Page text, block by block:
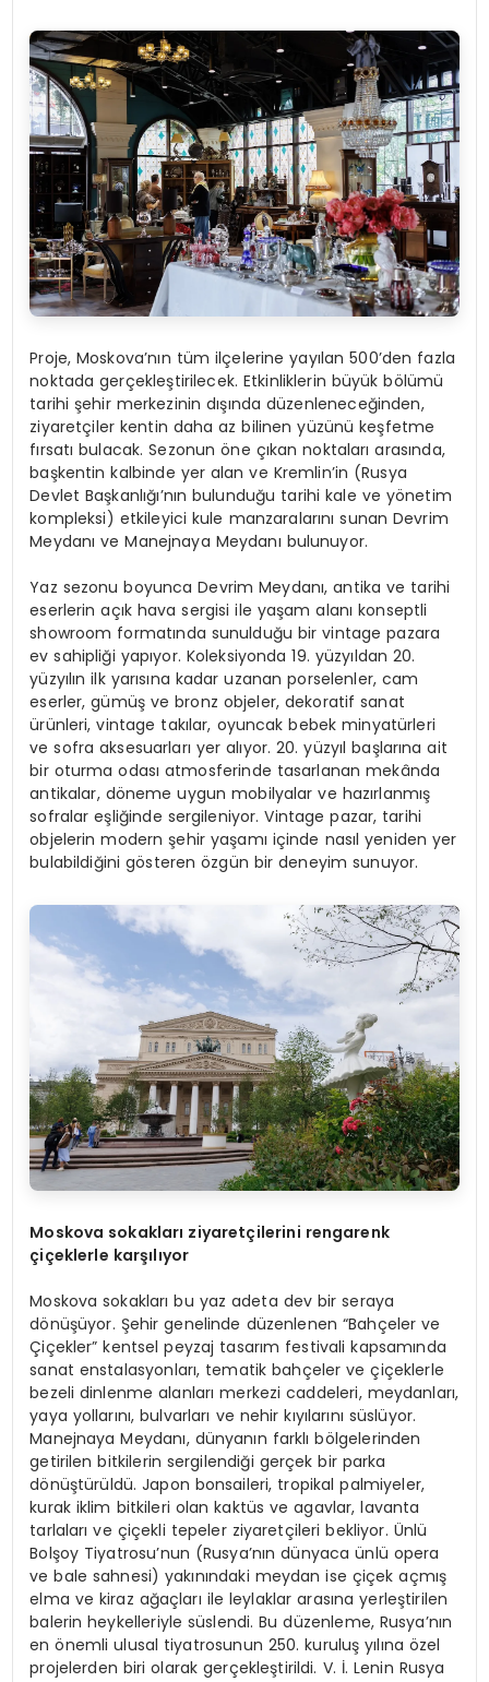
Proje, Moskova’nın tüm ilçelerine yayılan 500’den fazla
noktada gerçekleştirilecek. Etkinliklerin büyük bölümü
tarihi şehir merkezinin dışında düzenleneceğinden,
ziyaretçiler kentin daha az bilinen yüzünü keşfetme
fırsatı bulacak. Sezonun öne çıkan noktaları arasında,
başkentin kalbinde yer alan ve Kremlin’in (Rusya
Devlet Başkanlığı’nın bulunduğu tarihi kale ve yönetim
kompleksi) etkileyici kule manzaralarını sunan Devrim
Meydanı ve Manejnaya Meydanı bulunuyor.
Yaz sezonu boyunca Devrim Meydanı, antika ve tarihi
eserlerin açık hava sergisi ile yaşam alanı konseptli
showroom formatında sunulduğu bir vintage pazara
ev sahipliği yapıyor. Koleksiyonda 19. yüzyıldan 20.
yüzyılın ilk yarısına kadar uzanan porselenler, cam
eserler, gümüş ve bronz objeler, dekoratif sanat
ürünleri, vintage takılar, oyuncak bebek minyatürleri
ve sofra aksesuarları yer alıyor. 20. yüzyıl başlarına ait
bir oturma odası atmosferinde tasarlanan mekânda
antikalar, döneme uygun mobilyalar ve hazırlanmış
sofralar eşliğinde sergileniyor. Vintage pazar, tarihi
objelerin modern şehir yaşamı içinde nasıl yeniden yer
bulabildiğini gösteren özgün bir deneyim sunuyor.
Moskova sokakları ziyaretçilerini rengarenk
çiçeklerle karşılıyor
Moskova sokakları bu yaz adeta dev bir seraya
dönüşüyor. Şehir genelinde düzenlenen “Bahçeler ve
Çiçekler” kentsel peyzaj tasarım festivali kapsamında
sanat enstalasyonları, tematik bahçeler ve çiçeklerle
bezeli dinlenme alanları merkezi caddeleri, meydanları,
yaya yollarını, bulvarları ve nehir kıyılarını süslüyor.
Manejnaya Meydanı, dünyanın farklı bölgelerinden
getirilen bitkilerin sergilendiği gerçek bir parka
dönüştürüldü. Japon bonsaileri, tropikal palmiyeler,
kurak iklim bitkileri olan kaktüs ve agavlar, lavanta
tarlaları ve çiçekli tepeler ziyaretçileri bekliyor. Ünlü
Bolşoy Tiyatrosu’nun (Rusya’nın dünyaca ünlü opera
ve bale sahnesi) yakınındaki meydan ise çiçek açmış
elma ve kiraz ağaçları ile leylaklar arasına yerleştirilen
balerin heykelleriyle süslendi. Bu düzenleme, Rusya’nın
en önemli ulusal tiyatrosunun 250. kuruluş yılına özel
projelerden biri olarak gerçekleştirildi. V. İ. Lenin Rusya